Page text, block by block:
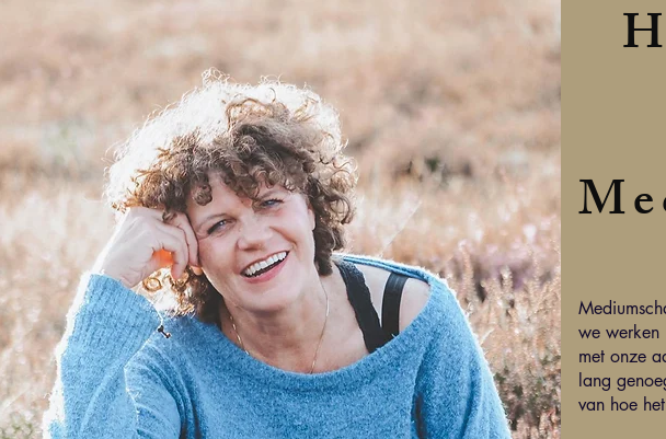
we werken
met onze
lang
van hoe